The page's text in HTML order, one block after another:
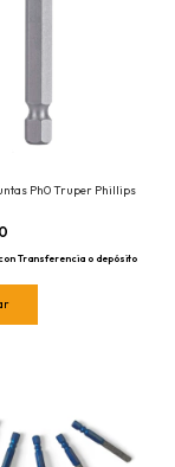
Ph0 Truper Phillips
con Transferencia o depósito